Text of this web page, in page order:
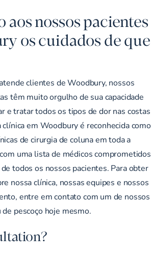
aos nossos pacientes
os cuidados de que
clientes de Woodbury, nossos
têm muito orgulho de sua capacidade
e tratar todos os tipos de dor nas costas
clínica em Woodbury é reconhecida como
de cirurgia de coluna em toda a
uma lista de médicos comprometidos
todos os nossos pacientes. Para obter
nossa clínica, nossas equipes e nossos
entre em contato com um de nossos
pescoço hoje mesmo.